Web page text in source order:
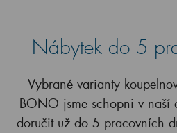
Nábytek do 5
Vybrané varianty
BONO jsme schopni v naší
doručit už do 5 pracovních